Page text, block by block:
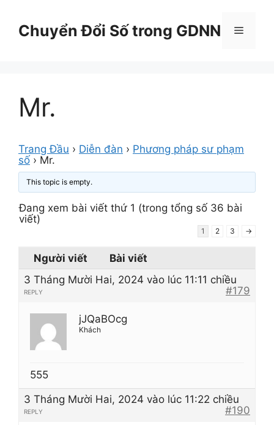
Chuyển Đổi Số trong GDNN Menu
Mr.
Trang Đầu › Diễn đàn › Phương pháp sư phạm
số › Mr.
This topic is empty.
Đang xem bài viết thứ 1 (trong tổng số 36 bài
viết)
1 2 3 →
Người viết
Bài viết
3 Tháng Mười Hai, 2024 vào lúc 11:11 chiều
#179
REPLY
jJQaBOcg
Khách
555
3 Tháng Mười Hai, 2024 vào lúc 11:22 chiều
#190
REPLY